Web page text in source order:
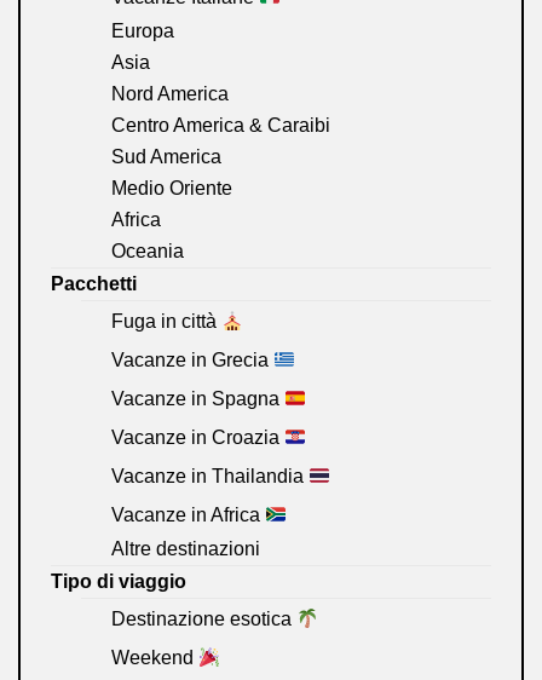
Europa
Asia
Nord America
Centro America & Caraibi
Sud America
Medio Oriente
Africa
Oceania
Pacchetti
Fuga in città
Vacanze in Grecia
Vacanze in Spagna
Vacanze in Croazia
Vacanze in Thailandia
Vacanze in Africa
Altre destinazioni
Tipo di viaggio
Destinazione esotica
Weekend